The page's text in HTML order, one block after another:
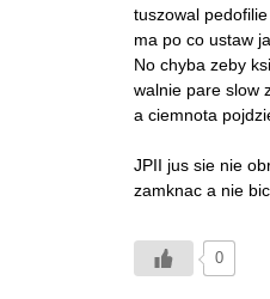
tuszowal
ma po co ustaw
No chyba zeby
walnie pare slow
a ciemnota
JPII jus sie nie
zamknac a nie
0